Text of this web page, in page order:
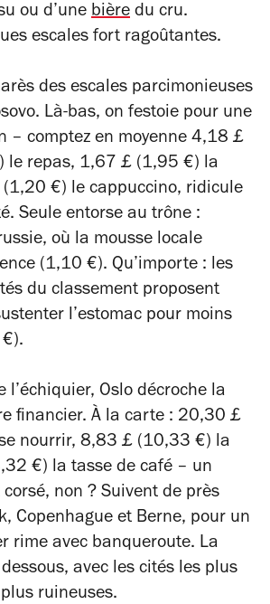
ou d’une bière du cru.
escales fort ragoûtantes.
des escales parcimonieuses
Là-bas, on festoie pour une
– comptez en moyenne 4,18 £
le repas, 1,67 £ (1,95 €) la
€) le cappuccino, ridicule
Seule entorse au trône :
où la mousse locale
(1,10 €). Qu’importe : les
du classement proposent
l’estomac pour moins
l’échiquier, Oslo décroche la
financier. À la carte : 20,30 £
nourrir, 8,83 £ (10,33 €) la
€) la tasse de café – un
non ? Suivent de près
Copenhague et Berne, pour un
rime avec banqueroute. La
avec les cités les plus
ruineuses.